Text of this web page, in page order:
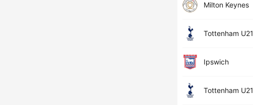
Milton Keynes
Tottenham U21
Ipswich
Tottenham U21